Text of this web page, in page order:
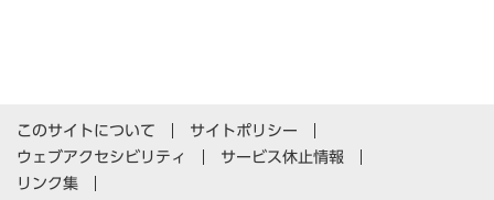
このサイトについて
サイトポリシー
ウェブアクセシビリティ
サービス休止情報
リンク集